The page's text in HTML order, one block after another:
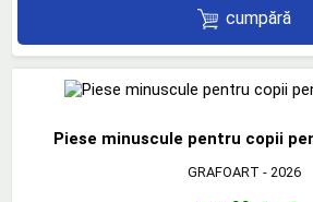
cumpără
Piese minuscule pentru copii
GRAFOART - 2026